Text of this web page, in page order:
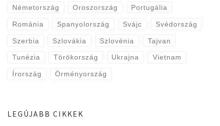
Németország Oroszország Portugália
Románia Spanyolország Svájc Svédország
Szerbia Szlovákia Szlovénia Tajvan
Tunézia Törökország Ukrajna Vietnam
Írország Örményország
LEGÚJABB CIKKEK